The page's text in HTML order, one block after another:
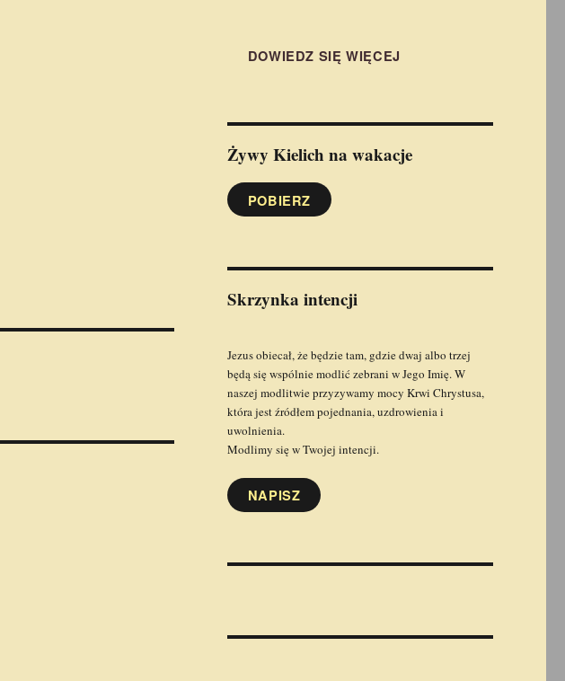
DOWIEDZ SIĘ WIĘCEJ
Żywy Kielich na wakacje
POBIERZ
Skrzynka intencji
Jezus obiecał, że będzie tam, gdzie dwaj albo trzej
będą się wspólnie modlić zebrani w Jego Imię. W
naszej modlitwie przyzywamy mocy Krwi Chrystusa,
która jest źródłem pojednania, uzdrowienia i
uwolnienia.
Modlimy się w Twojej intencji.
NAPISZ